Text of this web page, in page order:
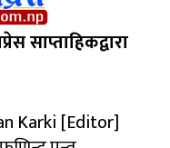
साप्ताहिकद्वारा
Karki [Editor]